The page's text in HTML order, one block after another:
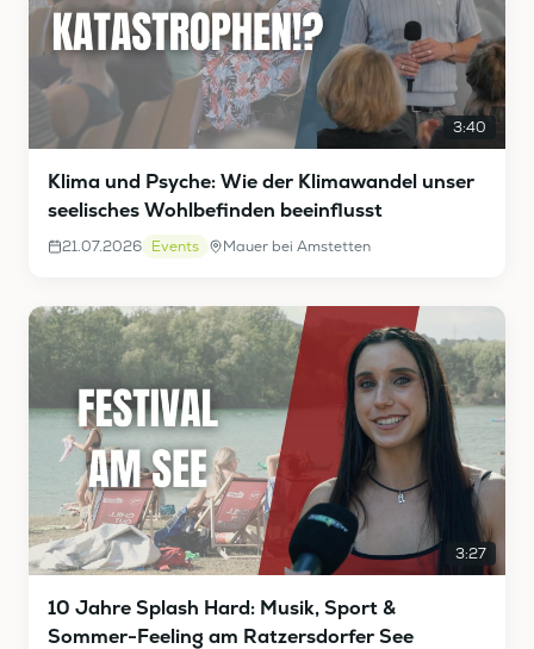
3:40
Klima und Psyche: Wie der Klimawandel unser
seelisches Wohlbefinden beeinflusst
21.07.2026 Events Mauer bei Amstetten
3:27
10 Jahre Splash Hard: Musik, Sport &
Sommer-Feeling am Ratzersdorfer See